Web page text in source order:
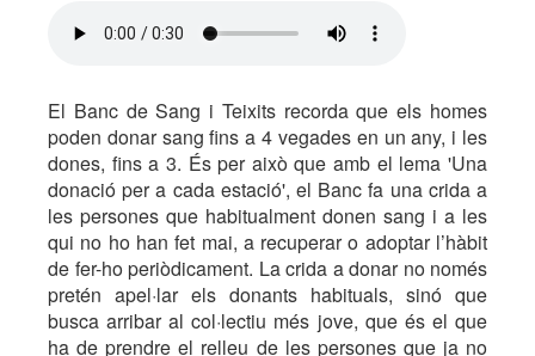
El Banc de Sang i Teixits recorda que els homes
poden donar sang fins a 4 vegades en un any, i les
dones, fins a 3. És per això que amb el lema 'Una
donació per a cada estació', el Banc fa una crida a
les persones que habitualment donen sang i a les
qui no ho han fet mai, a recuperar o adoptar l’hàbit
de fer-ho periòdicament. La crida a donar no només
pretén apel·lar els donants habituals, sinó que
busca arribar al col·lectiu més jove, que és el que
ha de prendre el relleu de les persones que ja no